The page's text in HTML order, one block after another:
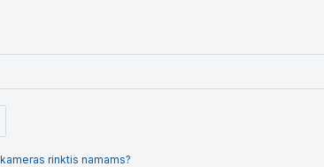
rinktis namams?